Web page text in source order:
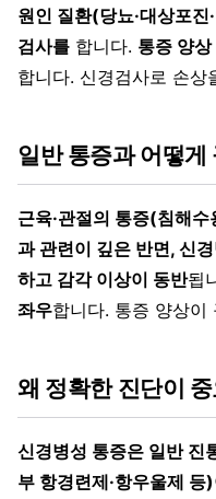
원인 질환(당뇨·대상포진
검사를 합니다. 통증 양
합니다. 신경검사로 손상
일반 통증과 어떻게
근육·관절의 통증(침해
과 관련이 깊은 반면, 신
하고 감각 이상이 동반됩
좌우합니다. 통증 양상이
왜 정확한 진단이
신경병성 통증은 일반 진
부 항경련제·항우울제